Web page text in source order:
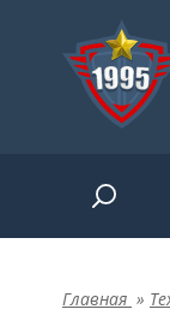
Главная »